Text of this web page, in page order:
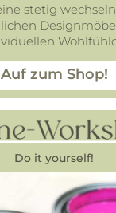
stetig
Auf zum Shop!
Do it yourself!